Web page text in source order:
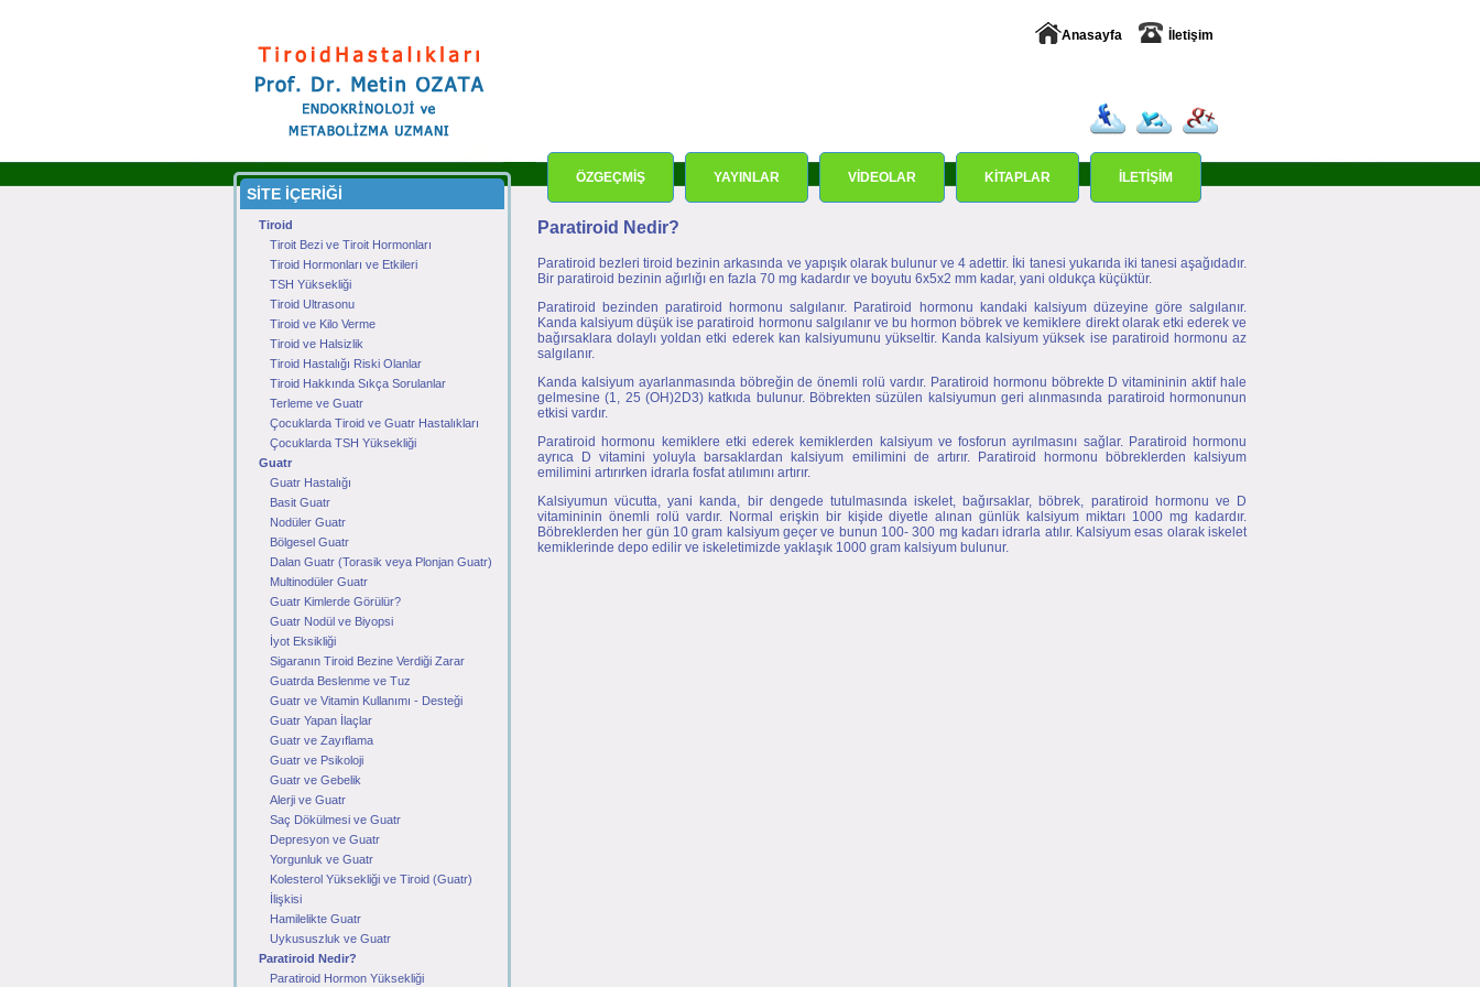
Anasayfa İletişim
ÖZGEÇMİŞ YAYINLAR VİDEOLAR KİTAPLAR İLETİŞİM
SİTE İÇERİĞİ
Tiroid
Tiroit Bezi ve Tiroit Hormonları
Tiroid Hormonları ve Etkileri
TSH Yüksekliği
Tiroid Ultrasonu
Tiroid ve Kilo Verme
Tiroid ve Halsizlik
Tiroid Hastalığı Riski Olanlar
Tiroid Hakkında Sıkça Sorulanlar
Terleme ve Guatr
Çocuklarda Tiroid ve Guatr Hastalıkları
Çocuklarda TSH Yüksekliği
Guatr
Guatr Hastalığı
Basit Guatr
Nodüler Guatr
Bölgesel Guatr
Dalan Guatr (Torasik veya Plonjan Guatr)
Multinodüler Guatr
Guatr Kimlerde Görülür?
Guatr Nodül ve Biyopsi
İyot Eksikliği
Sigaranın Tiroid Bezine Verdiği Zarar
Guatrda Beslenme ve Tuz
Guatr ve Vitamin Kullanımı - Desteği
Guatr Yapan İlaçlar
Guatr ve Zayıflama
Guatr ve Psikoloji
Guatr ve Gebelik
Alerji ve Guatr
Saç Dökülmesi ve Guatr
Depresyon ve Guatr
Yorgunluk ve Guatr
Kolesterol Yüksekliği ve Tiroid (Guatr)
İlişkisi
Hamilelikte Guatr
Uykususzluk ve Guatr
Paratiroid Nedir?
Paratiroid Hormon Yüksekliği
Paratiroid Nedir?
Paratiroid bezleri tiroid bezinin arkasında ve yapışık olarak bulunur ve 4 adettir. İki tanesi yukarıda iki tanesi aşağıdadır.
Bir paratiroid bezinin ağırlığı en fazla 70 mg kadardır ve boyutu 6x5x2 mm kadar, yani oldukça küçüktür.
Paratiroid bezinden paratiroid hormonu salgılanır. Paratiroid hormonu kandaki kalsiyum düzeyine göre salgılanır.
Kanda kalsiyum düşük ise paratiroid hormonu salgılanır ve bu hormon böbrek ve kemiklere direkt olarak etki ederek ve
bağırsaklara dolaylı yoldan etki ederek kan kalsiyumunu yükseltir. Kanda kalsiyum yüksek ise paratiroid hormonu az
salgılanır.
Kanda kalsiyum ayarlanmasında böbreğin de önemli rolü vardır. Paratiroid hormonu böbrekte D vitamininin aktif hale
gelmesine (1, 25 (OH)2D3) katkıda bulunur. Böbrekten süzülen kalsiyumun geri alınmasında paratiroid hormonunun
etkisi vardır.
Paratiroid hormonu kemiklere etki ederek kemiklerden kalsiyum ve fosforun ayrılmasını sağlar. Paratiroid hormonu
ayrıca D vitamini yoluyla barsaklardan kalsiyum emilimini de artırır. Paratiroid hormonu böbreklerden kalsiyum
emilimini artırırken idrarla fosfat atılımını artırır.
Kalsiyumun vücutta, yani kanda, bir dengede tutulmasında iskelet, bağırsaklar, böbrek, paratiroid hormonu ve D
vitamininin önemli rolü vardır. Normal erişkin bir kişide diyetle alınan günlük kalsiyum miktarı 1000 mg kadardır.
Böbreklerden her gün 10 gram kalsiyum geçer ve bunun 100- 300 mg kadarı idrarla atılır. Kalsiyum esas olarak iskelet
kemiklerinde depo edilir ve iskeletimizde yaklaşık 1000 gram kalsiyum bulunur.